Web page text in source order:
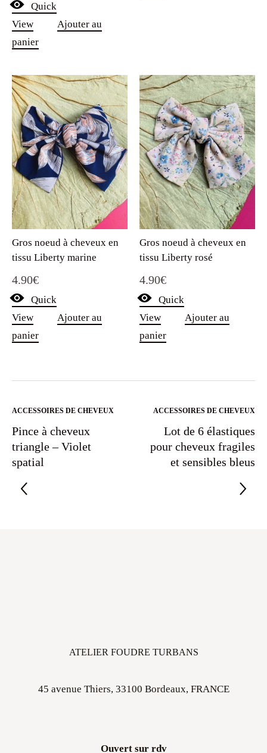
Quick
View
Ajouter au
panier
Gros noeud à cheveux en
tissu Liberty marine
4.90€
Quick
View
Ajouter au
panier
Gros noeud à cheveux en
tissu Liberty rosé
4.90€
Quick
View
Ajouter au
panier
ACCESSOIRES DE CHEVEUX
Pince à cheveux
triangle – Violet
spatial
ACCESSOIRES DE CHEVEUX
Lot de 6 élastiques
pour cheveux fragiles
et sensibles bleus
ATELIER FOUDRE TURBANS
45 avenue Thiers, 33100 Bordeaux, FRANCE
Ouvert sur rdv